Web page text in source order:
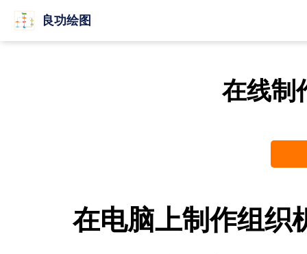
良功绘图
在线制
在电脑上制作组织